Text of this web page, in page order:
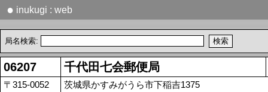
● inukugi : web
局名検索:
06207 千代田七会郵便局
〒315-0052 茨城県かすみがうら市下稲吉1375